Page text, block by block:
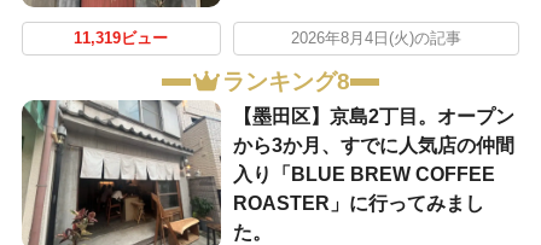
11,319ビュー 2026年8月4日(火)の記事
ランキング8
【墨田区】京島2丁目。オープン
から3か月、すでに人気店の仲間
入り「BLUE BREW COFFEE
ROASTER」に行ってみまし
た。